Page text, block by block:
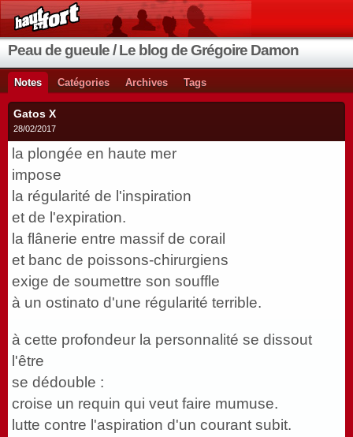
Peau de gueule / Le blog de Grégoire Damon
Notes Catégories Archives Tags
Gatos X
28/02/2017
la plongée en haute mer
impose
la régularité de l'inspiration
et de l'expiration.
la flânerie entre massif de corail
et banc de poissons-chirurgiens
exige de soumettre son souffle
à un ostinato d'une régularité terrible.
à cette profondeur la personnalité se dissout
l'être
se dédouble :
croise un requin qui veut faire mumuse.
lutte contre l'aspiration d'un courant subit.